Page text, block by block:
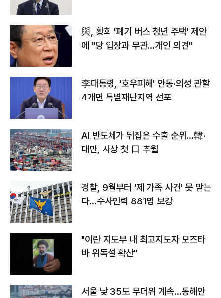
與, 황희 '폐기 버스 청년 주택' 제안
에 "당 입장과 무관…개인 의견"
李대통령, '호우피해' 안동·의성 관할
4개면 특별재난지역 선포
AI 반도체가 뒤집은 수출 순위…韓·
대만, 사상 첫 日 추월
경찰, 9월부터 '제 가족 사건' 못 맡는
다…수사인력 881명 보강
"이란 지도부 내 최고지도자 모즈타
바 위독설 확산"
서울 낮 35도 무더위 계속…동해안